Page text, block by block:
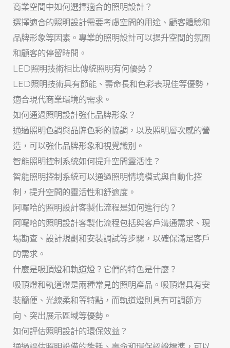
商業空間中如何選擇適合的照明設計？
選擇適合的照明設計需要考慮空間的用途、顧客體驗和
品牌形象等因素。專業的照明設計可以提升空間的氛圍
和顧客的停留時間。
LED照明技術相比傳統照明有何優勢？
LED照明技術具有節能、壽命長和色彩表現佳等優勢，
適合現代商業環境的需求。
如何通過照明設計強化品牌形象？
通過照明色調與品牌色彩的協調，以及照明層次感的營
造，可以強化品牌形象和視覺識別。
智能照明控制系統如何提升空間靈活性？
智能照明控制系統可以通過照明情境模式與自動化控
制，提升空間的靈活性和舒適度。
阿囉哈的照明設計客製化流程是如何進行的？
阿囉哈的照明設計客製化流程包括與客戶溝通需求、現
場勘查、設計規劃和安裝調試等步驟，以確保滿足客戶
的需求。
什麼是吸頂燈和軌道燈？它們的特色是什麼？
吸頂燈和軌道燈是兩種常見的照明產品。吸頂燈具有安
裝簡便、光線柔和等特點，而軌道燈則具有可調節方
向、突出展示區域等優勢。
如何評估照明設計的環保效益？